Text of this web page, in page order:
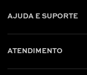
AJUDA E SUPORTE
ATENDIMENTO